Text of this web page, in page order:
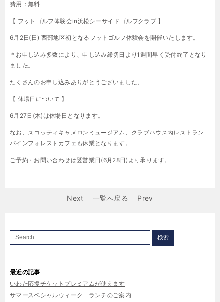
費用：無料
【 フットゴルフ体験会in浜松シーサイドゴルフクラブ 】
6月2日(日) 西部地区初となるフットゴルフ体験会を開催いたします。
＊お申し込み多数により、申し込み締切日より1週間早く受付終了となり
ました。
たくさんのお申し込みありがとうございました。
【 休場日について 】
6月27日(木)は休場日となります。
なお、スコッティキャメロンミュージアム、クラブハウス内レストラン
パインフォレストカフェも休業となります。
ご予約・お問い合わせは翌営業日(6月28日)より承ります。
Next 一覧へ戻る Prev
最近の記事
いわた応援チケットプレミアムが使えます
サマースペシャルウィーク ランチのご案内